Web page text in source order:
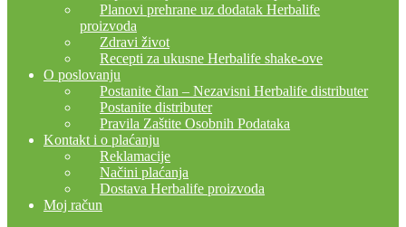
Planovi prehrane uz dodatak Herbalife
proizvoda
Zdravi život
Recepti za ukusne Herbalife shake-ove
O poslovanju
Postanite član – Nezavisni Herbalife distributer
Postanite distributer
Pravila Zaštite Osobnih Podataka
Kontakt i o plaćanju
Reklamacije
Načini plaćanja
Dostava Herbalife proizvoda
Moj račun